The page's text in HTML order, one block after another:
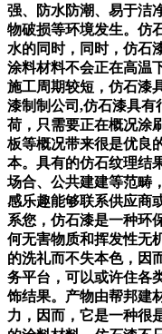
强、防水防潮、易于洁
物破损等环境发生。仿
水的同时，同时，仿石
涂料材料不会正在高温
施工周期较短，仿石漆
漆制制公司,仿石漆具有
荷，只需要正在概况涂
板等概况带来很是优良
本。具有的仿石纹理结
场合、公共建建等范畴
感乐趣能够联系供应商
系您，仿石漆是一种环
何无害物质和挥发性无
的洗礼而不失本色，因
务平台，可以或许住各
饰结果。产物由帮邦建
力，因而，它是一种很